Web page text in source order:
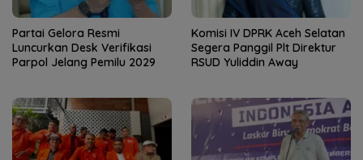
Partai Gelora Resmi
Luncurkan Desk Verifikasi
Parpol Jelang Pemilu 2029
Komisi IV DPRK Aceh Selatan
Segera Panggil Plt Direktur
RSUD Yuliddin Away